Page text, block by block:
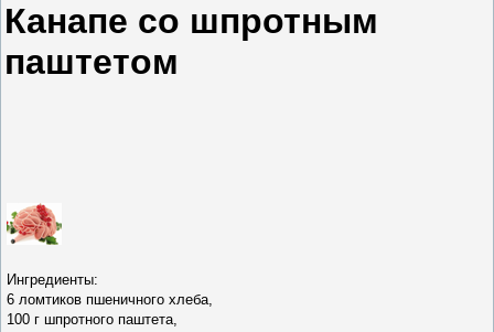
Канапе со шпротным
паштетом
Ингредиенты:
6 ломтиков пшеничного хлеба,
100 г шпротного паштета,